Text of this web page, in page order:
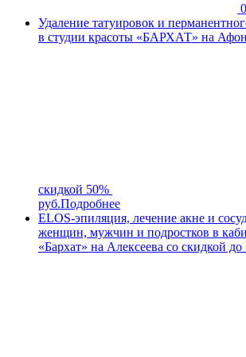
Удаление татуировок и
в студии красоты «БАРХАТ» на
скидкой 50%
руб.Подробнее
ELOS-эпиляция, лечение акне и
женщин, мужчин и подростков в
«Бархат» на Алексеева со скидкой до